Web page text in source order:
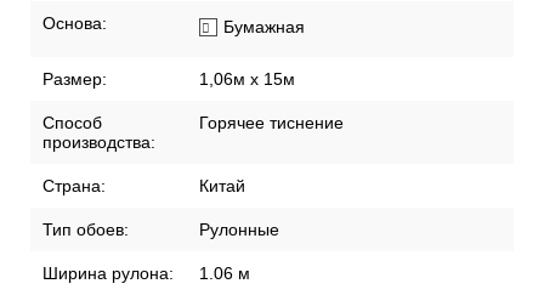
Основа: Бумажная
Размер: 1,06м x 15м
Способ
производства:
Горячее тиснение
Страна: Китай
Тип обоев: Рулонные
Ширина рулона:
1.06 м